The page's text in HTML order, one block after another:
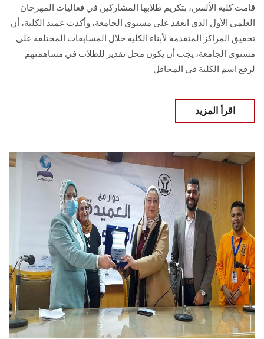
قامت كلية الألسن، بتكريم طلابها المشاركين في فعاليات المهرجان
العلمي الأول الذي انعقد على مستوى الجامعة، وأكدت عميد الكلية، أن
تحقيق المراكز المتقدمة لأبناء الكلية خلال المسابقات المختلفة على
مستوى الجامعة، يجب أن يكون محل تقدير للطلاب في مساهمتهم
لرفع اسم الكلية في المحافل
اقرأ المزيد